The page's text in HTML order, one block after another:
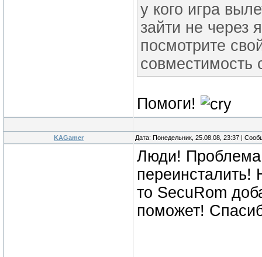
у кого игра
зайти не через
посмотрите
совместимость
Помоги!
KAGamer Дата: Понедельник, 25.08.08, 23:37 |
Люди! Проблема
переинсталить!
то SecuRom
поможет!